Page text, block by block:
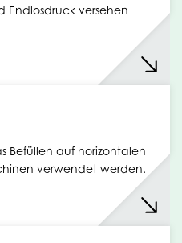
Endlosdruck versehen
Befüllen auf horizontalen
verwendet werden.